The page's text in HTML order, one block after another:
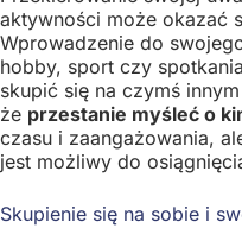
aktywności może okazać
Wprowadzenie do
hobby, sport czy
skupić się na czymś
że przestanie myśleć o
czasu i zaangażowania,
jest możliwy do
Skupienie się na sobie i